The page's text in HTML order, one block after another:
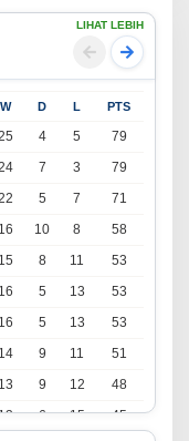
LIHAT LEBIH
W D L PTS
4 5
79
7 3
79
5 7
71
16 10 8
58
15 8 11
53
16 5 13
53
16 5 13
53
14 9 11
51
13 9 12
48
6 15
45